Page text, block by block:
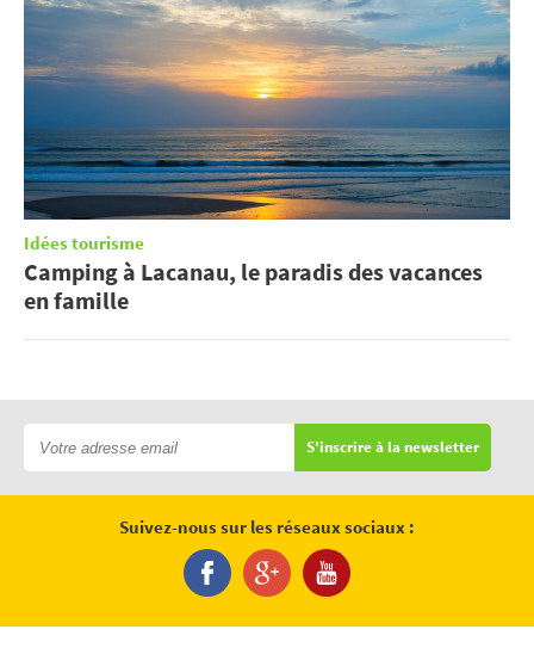
Idées tourisme
Camping à Lacanau, le paradis des vacances
en famille
S'inscrire à la newsletter
Suivez-nous sur les réseaux sociaux :